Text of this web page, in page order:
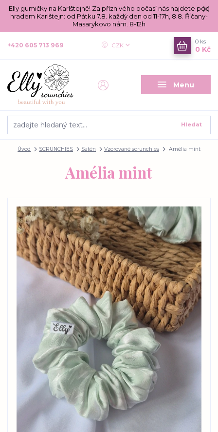
Elly gumičky na Karlštejně! Za příznivého počasí nás najdete pod
hradem Karlštejn: od Pátku 7.8. každý den od 11-17h, 8.8. Říčany-
Masarykovo nám. 8-12h
Menu
CZK
Hledat
+420 605 713 969
0 ks
0 Kč
Úvod SCRUNCHIES Satén Vzorované scrunchies Amélia mint
Amélia mint